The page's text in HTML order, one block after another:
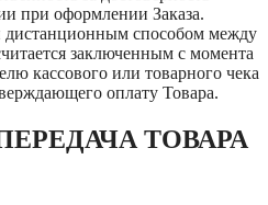
при оформлении Заказа.
способом между
заключенным с момента
кассового или товарного чека
оплату Товара.
ТОВАРА